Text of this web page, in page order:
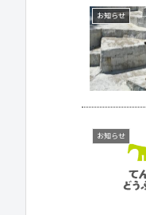
お知らせ
お知らせ